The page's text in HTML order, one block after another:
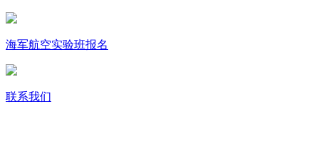
海军航空实验班报名
联系我们